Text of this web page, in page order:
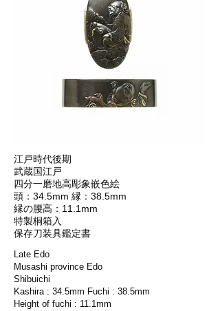
江戸時代後期
武蔵国江戸
四分一磨地高彫象嵌色絵
頭：34.5mm 縁：38.5mm
縁の腰高：11.1mm
特製桐箱入
保存刀装具鑑定書
Late Edo
Musashi province Edo
Shibuichi
Kashira : 34.5mm Fuchi : 38.5mm
Height of fuchi : 11.1mm